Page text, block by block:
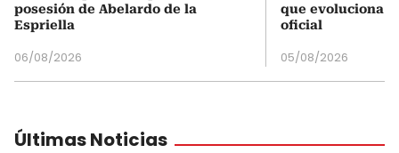
posesión de Abelardo de la
Espriella
06/08/2026
que evoluciona
oficial
05/08/2026
Últimas Noticias